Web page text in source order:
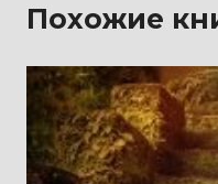
Похожие